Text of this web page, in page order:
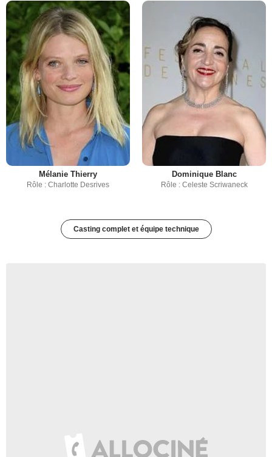
Mélanie Thierry
Rôle : Charlotte Desrives
Dominique Blanc
Rôle : Celeste Scriwaneck
Casting complet et équipe technique